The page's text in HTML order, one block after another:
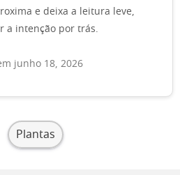
e deixa a leitura leve,
a intenção por trás.
junho 18, 2026
Plantas